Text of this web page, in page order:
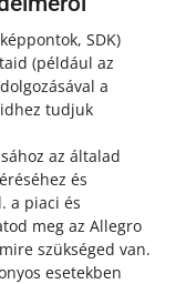
SDK)
(például az
a
tudjuk
az általad
és
a piaci és
meg az Allegro
szükséged van.
esetekben
vezetni,
kell
és a számla